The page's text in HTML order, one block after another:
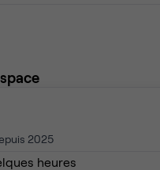
2025
heures